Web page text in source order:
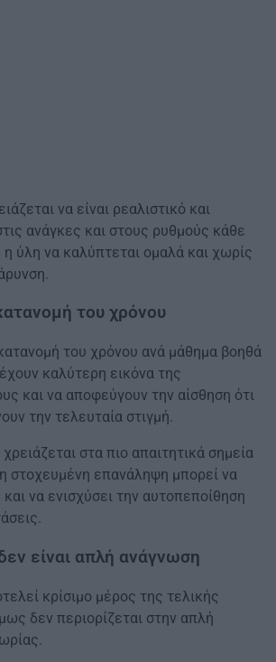
να είναι ρεαλιστικό και
ανάγκες και στους ρυθμούς κάθε
ύλη να καλύπτεται ομαλά και χωρίς
του χρόνου
του χρόνου ανά μάθημα βοηθά
καλύτερη εικόνα της
και να αποφεύγουν την αίσθηση ότι
την τελευταία στιγμή.
χρειάζεται στα πιο απαιτητικά σημεία
στοχευμένη επανάληψη μπορεί να
να ενισχύσει την αυτοπεποίθηση
είναι απλή ανάγνωση
κρίσιμο μέρος της τελικής
δεν περιορίζεται στην απλή